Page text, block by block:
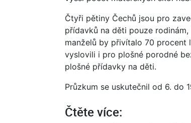
Čtyři pětiny Čechů jsou pro
přídavků na děti pouze
manželů by přivítalo 70 procent
vyslovili i pro plošné porodné
plošné přídavky na děti.
Průzkum se uskutečnil od 6. do
Čtěte více: